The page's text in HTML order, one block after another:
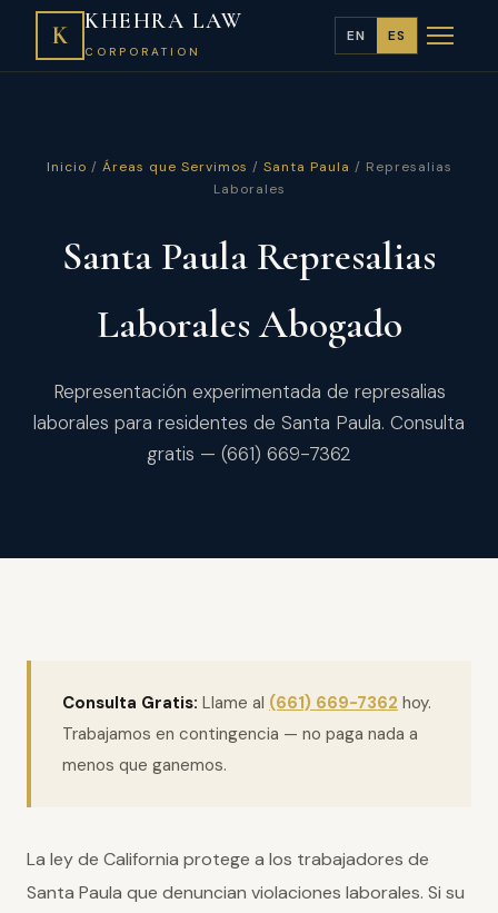
K KHEHRA LAW
CORPORATION
EN ES
Inicio / Áreas que Servimos / Santa Paula / Represalias
Laborales
Santa Paula Represalias
Laborales Abogado
Representación experimentada de represalias
laborales para residentes de Santa Paula. Consulta
gratis — (661) 669-7362
Consulta Gratis: Llame al (661) 669-7362 hoy.
Trabajamos en contingencia — no paga nada a
menos que ganemos.
La ley de California protege a los trabajadores de
Santa Paula que denuncian violaciones laborales. Si su